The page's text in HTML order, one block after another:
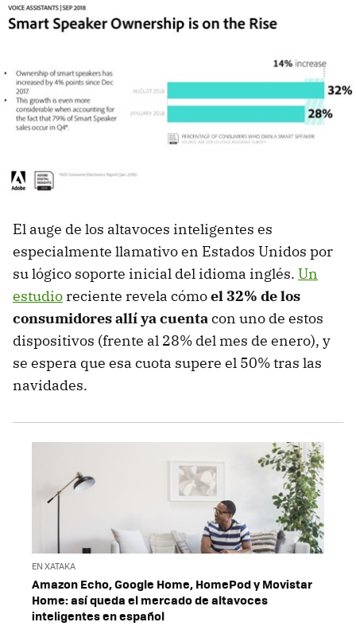
El auge de los altavoces inteligentes es
especialmente llamativo en Estados Unidos por
su lógico soporte inicial del idioma inglés. Un
estudio reciente revela cómoel 32% de los
consumidores allí ya cuentacon uno de estos
dispositivos (frente al 28% del mes de enero), y
se espera que esa cuota supere el 50% tras las
navidades.
EN XATAKA
Amazon Echo, Google Home, HomePod y Movistar
Home: así queda el mercado de altavoces
inteligentes en español